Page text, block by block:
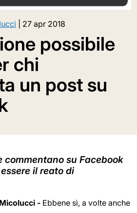
27 apr 2018
possibile
chi
un post su
commentano su Facebook
il reato di
- Ebbene sì, a volte anche